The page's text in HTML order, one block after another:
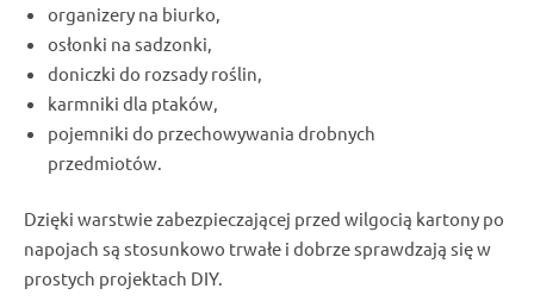
organizery na biurko,
osłonki na sadzonki,
doniczki do rozsady roślin,
karmniki dla ptaków,
pojemniki do przechowywania drobnych
przedmiotów.
Dzięki warstwie zabezpieczającej przed wilgocią kartony po
napojach są stosunkowo trwałe i dobrze sprawdzają się w
prostych projektach DIY.